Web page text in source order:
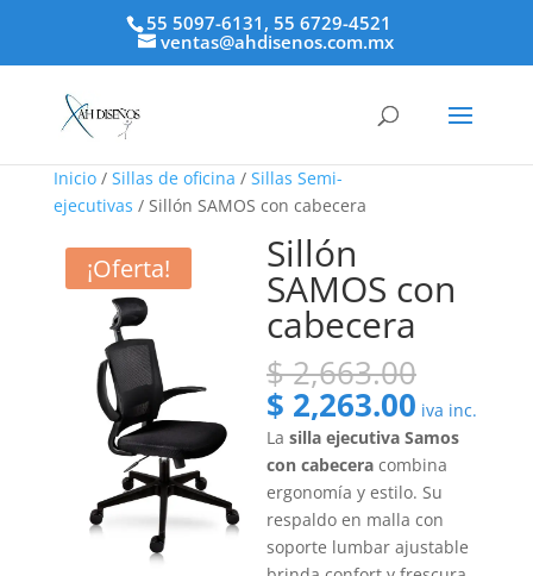
55 5097-6131, 55 6729-4521
ventas@ahdisenos.com.mx
Inicio/ Sillas de oficina / Sillas Semi-
ejecutivas / Sillón SAMOS con cabecera
¡Oferta! Sillón
SAMOS con
cabecera
$2,663.00
precio
era:
$
$ 2,263.00El
precio
actual
es:
$
iva inc.
La silla ejecutiva Samos
con cabeceracombina
ergonomía y estilo. Su
respaldo en malla con
soporte lumbar ajustable